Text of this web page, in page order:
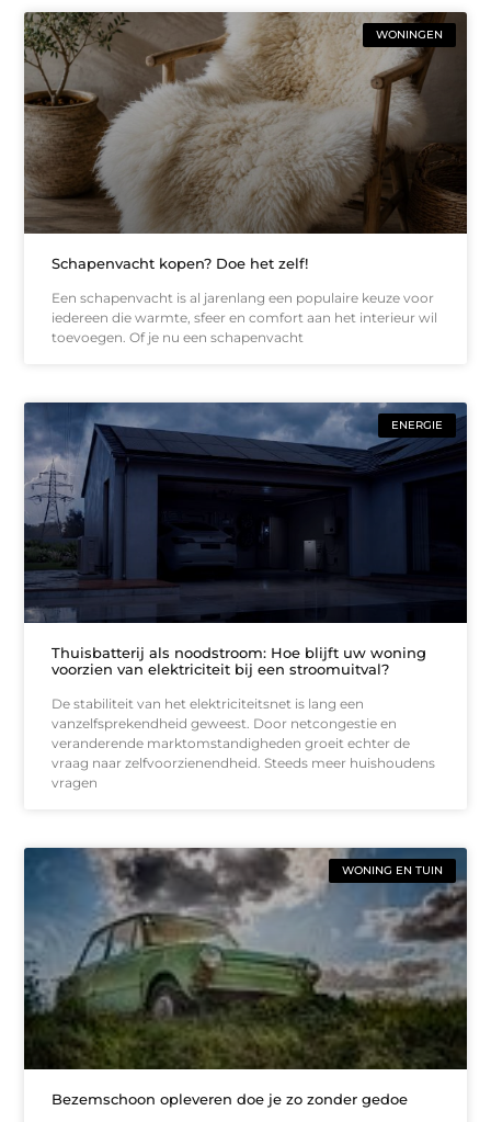
WONINGEN
Schapenvacht kopen? Doe het zelf!
Een schapenvacht is al jarenlang een populaire keuze voor
iedereen die warmte, sfeer en comfort aan het interieur wil
toevoegen. Of je nu een schapenvacht
ENERGIE
Thuisbatterij als noodstroom: Hoe blijft uw woning
voorzien van elektriciteit bij een stroomuitval?
De stabiliteit van het elektriciteitsnet is lang een
vanzelfsprekendheid geweest. Door netcongestie en
veranderende marktomstandigheden groeit echter de
vraag naar zelfvoorzienendheid. Steeds meer huishoudens
vragen
WONING EN TUIN
Bezemschoon opleveren doe je zo zonder gedoe